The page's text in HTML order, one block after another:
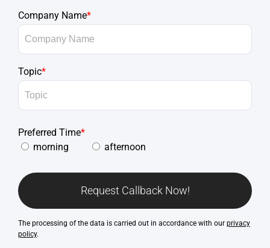
Company Name*
Topic*
Preferred Time*
morning
afternoon
Request Callback Now!
The processing of the data is carried out in accordance with our privacy
policy.